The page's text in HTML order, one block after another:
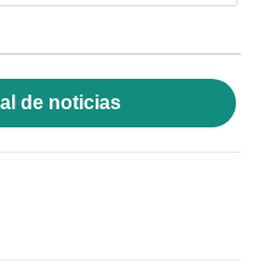
de noticias